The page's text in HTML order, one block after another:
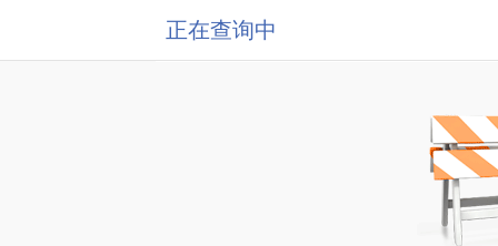
正在查询中